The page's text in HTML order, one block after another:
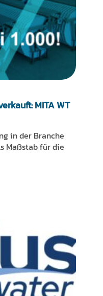
MITA WT
in der Branche
Maßstab für die